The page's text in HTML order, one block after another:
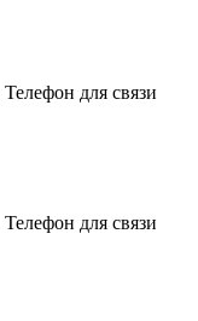
Телефон для связи
Телефон для связи